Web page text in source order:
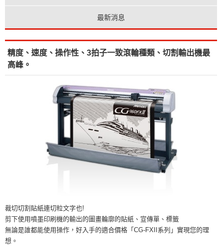
最新消息
精度、速度、操作性、3拍子一致滾輪種類、切割輸出機最
高峰。
裁切切割貼紙連切粒文字也!
剪下使用噴墨印刷機的輸出的圖畫輪廓的貼紙、宣傳單、標籤
無論是誰都能使用操作，好入手的適合價格「CG-FXII系列」實現您的理
想。